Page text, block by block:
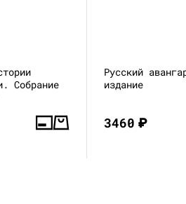
Собрание
Русский
издание
3460₽